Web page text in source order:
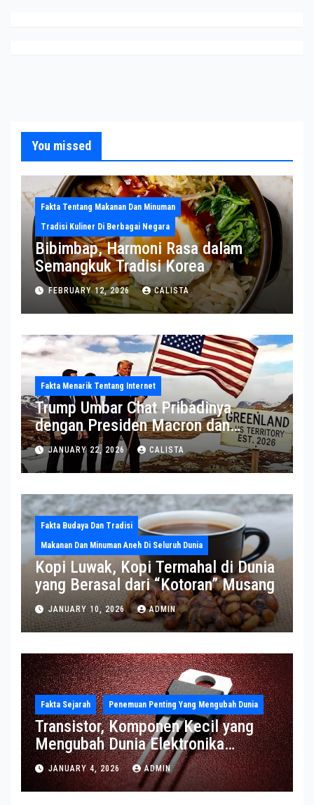
You missed
Fakta Tentang Makanan Dan Minuman
Tradisi Kuliner Di Berbagai Negara
Bibimbap, Harmoni Rasa dalam
Semangkuk Tradisi Korea
FEBRUARY 12, 2026 CALISTA
Fakta Menarik Tentang Internet
Trump Umbar Chat Pribadinya
dengan Presiden Macron dan
Sekjen NATO ke Medsos, Bahas Isu
Greenland
JANUARY 22, 2026 CALISTA
Fakta Budaya Dan Tradisi
Makanan Dan Minuman Aneh Di Seluruh Dunia
Kopi Luwak, Kopi Termahal di Dunia
yang Berasal dari “Kotoran” Musang
JANUARY 10, 2026 ADMIN
Fakta Sejarah Penemuan Penting Yang Mengubah Dunia
Transistor, Komponen Kecil yang
Mengubah Dunia Elektronika
Modern
JANUARY 4, 2026 ADMIN